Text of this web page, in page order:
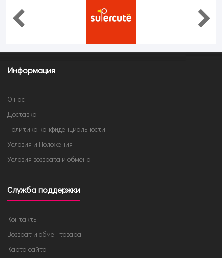
Информация
О нас
Доставка
Политика конфиденциальности
Условия и Положения
Условия возврата и обмена
Служба поддержки
Контакты
Возврат и обмен товара
Карта сайта